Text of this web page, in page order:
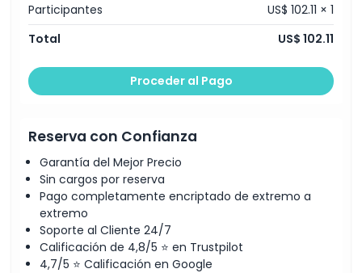
Participantes
US$ 102.11 × 1
Total
US$ 102.11
Proceder al Pago
Reserva con Confianza
Garantía del Mejor Precio
Sin cargos por reserva
Pago completamente encriptado de extremo a
extremo
Soporte al Cliente 24/7
Calificación de 4,8/5 ⭐ en Trustpilot
4,7/5 ⭐ Calificación en Google